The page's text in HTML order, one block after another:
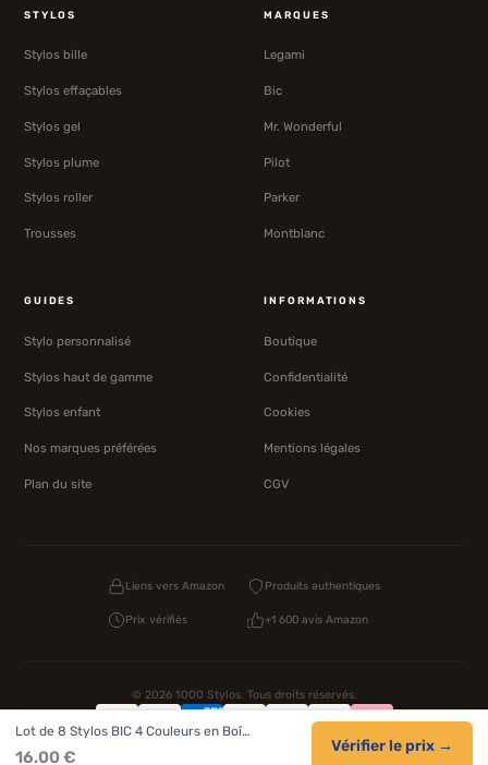
STYLOS
Stylos bille
Stylos effaçables
Stylos gel
Stylos plume
Stylos roller
Trousses
MARQUES
Legami
Bic
Mr. Wonderful
Pilot
Parker
Montblanc
GUIDES
Stylo personnalisé
Stylos haut de gamme
Stylos enfant
Nos marques préférées
Plan du site
INFORMATIONS
Boutique
Confidentialité
Cookies
Mentions légales
CGV
Liens vers Amazon Produits authentiques
Prix vérifiés +1 600 avis Amazon
© 2026 1000 Stylos. Tous droits réservés.
Lot de 8 Stylos BIC 4 Couleurs en Boî…
16.00 €
Vérifier le prix →